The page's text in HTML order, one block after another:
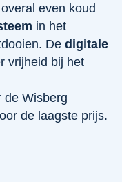
even koud
in het
Dedigitale
vrijheid bij het
de Wisberg
de laagste prijs.